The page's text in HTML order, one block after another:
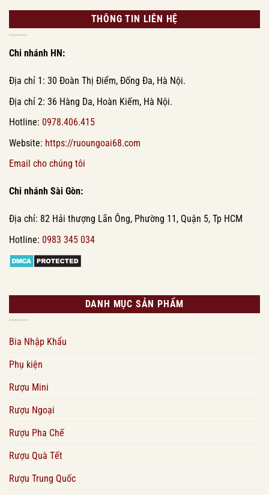
THÔNG TIN LIÊN HỆ
Chi nhánh HN:
Địa chỉ 1: 30 Đoàn Thị Điểm, Đống Đa, Hà Nội.
Địa chỉ 2: 36 Hàng Da, Hoàn Kiếm, Hà Nội.
Hotline: 0978.406.415
Website: https://ruoungoai68.com
Email cho chúng tôi
Chi nhánh Sài Gòn:
Địa chỉ: 82 Hải thượng Lãn Ông, Phường 11, Quận 5, Tp HCM
Hotline: 0983 345 034
DANH MỤC SẢN PHẨM
Bia Nhập Khẩu
Phụ kiện
Rượu Mini
Rượu Ngoại
Rượu Pha Chế
Rượu Quà Tết
Rượu Trung Quốc